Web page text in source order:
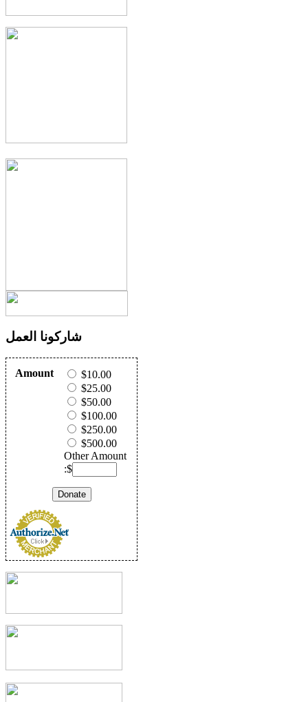
شاركونا العمل
Amount
$10.00
$25.00
$50.00
$100.00
$250.00
$500.00
Other Amount
:$